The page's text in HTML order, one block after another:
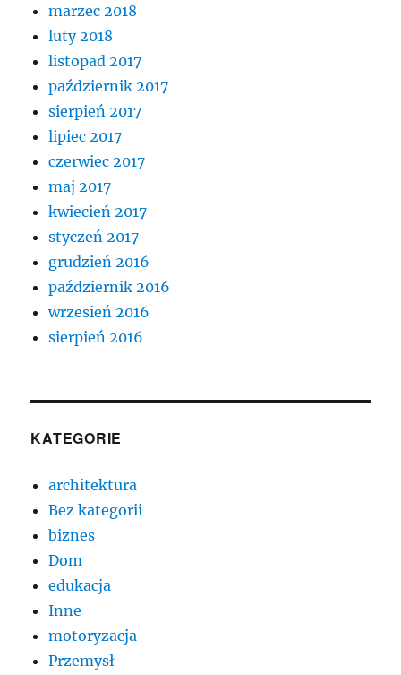
marzec 2018
luty 2018
listopad 2017
październik 2017
sierpień 2017
lipiec 2017
czerwiec 2017
maj 2017
kwiecień 2017
styczeń 2017
grudzień 2016
październik 2016
wrzesień 2016
sierpień 2016
KATEGORIE
architektura
Bez kategorii
biznes
Dom
edukacja
Inne
motoryzacja
Przemysł